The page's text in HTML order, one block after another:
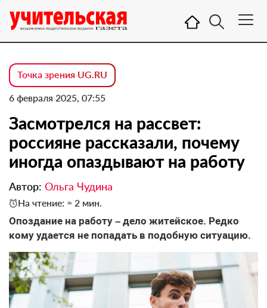
Точка зрения UG.RU
6 февраля 2025, 07:55
Засмотрелся на рассвет:
россияне рассказали, почему
иногда опаздывают на работу
Автор: Ольга Чудина
На чтение: ≈ 2 мин.
Опоздание на работу – дело житейское. Редко
кому удается не попадать в подобную ситуацию.